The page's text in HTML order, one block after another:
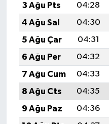
3 Ağu Pts
04:28
4 Ağu Sal
04:30
5 Ağu Çar
04:31
6 Ağu Per
04:32
7 Ağu Cum
04:33
8 Ağu Cts
04:35
9 Ağu Paz
04:36